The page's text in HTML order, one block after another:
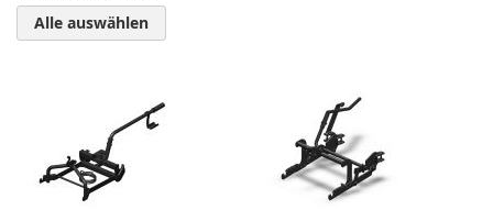
Alle auswählen